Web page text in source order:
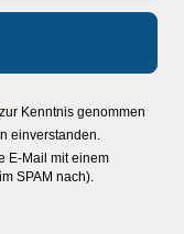
zur Kenntnis genommen
einverstanden.
E-Mail mit einem
SPAM nach).